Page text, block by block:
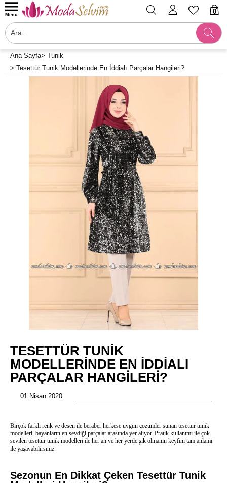
0
Menü
Ana Sayfa> Tunik
> Tesettür Tunik Modellerinde En İddialı Parçalar Hangileri?
TESETTÜR TUNIK
MODELLERINDE EN İDDIALI
PARÇALAR HANGILERI?
01 Nisan 2020
Birçok farklı renk ve desen ile beraber herkese uygun çözümler sunan tesettür tunik
modelleri, bayanların en sevdiği parçalar arasında yer alıyor. Pratik kullanımı ile çok
sevilen tesettür tunik modelleri ile her an ve her yerde şık olmanın keyfini tam anlamı
ile yaşayabilirsiniz.
Sezonun En Dikkat Çeken Tesettür Tunik